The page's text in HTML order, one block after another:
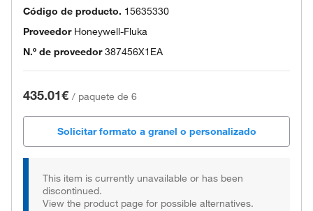
Código de producto. 15635330
Proveedor Honeywell-Fluka
N.º de proveedor 387456X1EA
435.01€ / paquete de 6
Solicitar formato a granel o personalizado
This item is currently unavailable or has been
discontinued.
View the product page for possible alternatives.